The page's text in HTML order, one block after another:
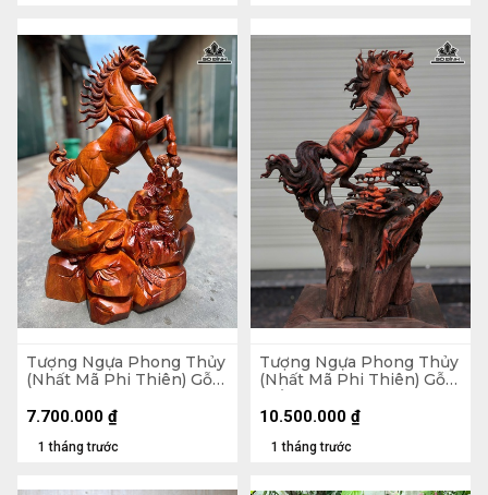
Tượng Ngựa Phong Thủy
(Nhất Mã Phi Thiên) Gỗ
Sâu 24 (cm) - 20kg
1 tháng trước
7.700.000 ₫
Tượng Ngựa Phong Thủy
(Nhất Mã Phi Thiên) Gỗ
Sâu 20 (cm)
1 tháng trước
10.500.000 ₫